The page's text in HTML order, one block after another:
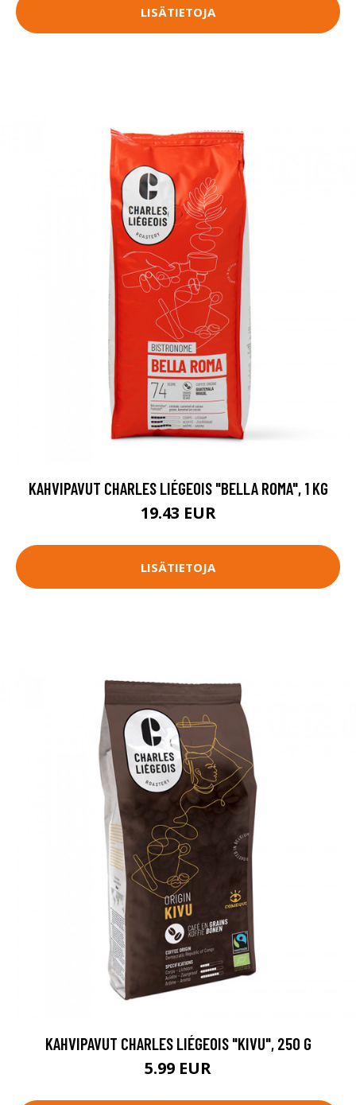
LISÄTIETOJA
KAHVIPAVUT CHARLES LIÉGEOIS "BELLA ROMA", 1 KG
19.43 EUR
LISÄTIETOJA
KAHVIPAVUT CHARLES LIÉGEOIS "KIVU", 250 G
5.99 EUR